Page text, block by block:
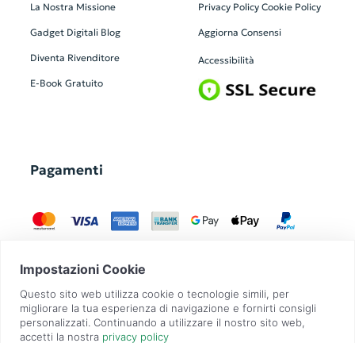
La Nostra Missione
Gadget Digitali Blog
Diventa Rivenditore
E-Book Gratuito
Privacy Policy Cookie Policy
Aggiorna Consensi
Accessibilità
Pagamenti
GadgetZilla è un Brand di Overbi S.r.l.| realizzato con Contit
| © 2026 Tutti
i diritti riservati | P.IVA: 09351560967